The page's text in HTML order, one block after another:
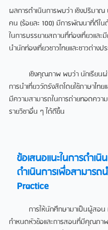
ผลการดำเนินการพบว่า เชิงปริมาณ
คน (ร้อยละ 100) มีการพัฒนาที่ดีใ
ในการบรรยายสถานที่ท่องเที่ยวและ
นำนักท่องเที่ยวชาวไทยและชาวต่างป
เชิงคุณภาพ พบว่า นักเรียนผ่า
การนำเที่ยววัดรังสิตโดยใช้ภาษาไท
มีความสามารถในการถ่ายทอดควา
รายวิชาอื่น ๆ ได้ดีขึ้น
ข้อเสนอแนะในการดำเ
ดำเนินการเพื่อสามารถ
Practice
การให้นักศึกษามาเป็นผู้สอน ท
กำหนดหัวข้อและการสอนที่มีคุณภาพ